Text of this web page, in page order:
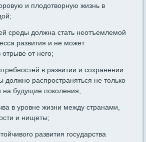
и плодотворную жизнь в
среды должна стать неотъемлемой
развития и не может
отрыве от него;
в развитии и сохранении
распространяться не только
будущие поколения;
в уровне жизни между странами,
и нищеты;
развития государства